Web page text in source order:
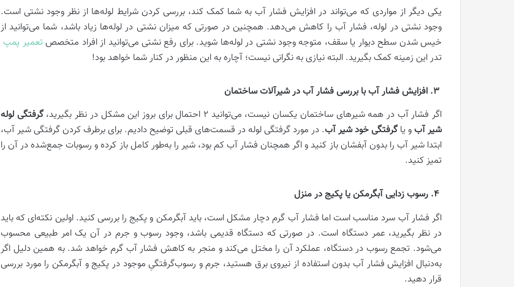
یکی دیگر از مواردی که می‌تواند در افزایش فشار آب به شما کمک کند، بررسی کردن شرایط لوله‌ها از نظر وجود نشتی است.
وجود نشتی در لوله، فشار آب را کاهش می‌دهد. همچنین در صورتی که میزان نشتی در لوله‌ها زیاد باشد، شما می‌توانید از
خیس شدن سطح دیوار یا سقف، متوجه وجود نشتی در لوله‌ها شوید. برای رفع نشتی می‌توانید از افراد متخصصتعمیر پمپ
تدر این زمینه کمک بگیرید. البته نیازی به نگرانی نیست؛ آچاره به این منظور در کنار شما خواهد بود!
اگر فشار آب در همه شیرهای ساختمان یکسان نیست، می‌توانید 2 احتمال برای بروز این مشکل در نظر بگیرید،
گرفتگی لوله
شیر آبو یا گرفتگی خود شیر آب. در مورد گرفتگی لوله در قسمت‌های قبلی توضیح دادیم. برای برطرف کردن گرفتگی شیر آب،
ابتدا شیر آب را بدون آبفشان باز کنید و اگر همچنان فشار آب کم بود، شیر را به‌طور کامل باز کرده و رسوبات جمع‌شده در آن را
تمیز کنید.
اگر فشار آب سرد مناسب است اما فشار آب گرم دچار مشکل است، باید آبگرمکن و پکیج را بررسی کنید. اولین نکته‌ای که باید
در نظر بگیرید، عمر دستگاه است. در صورتی که دستگاه قدیمی باشد، وجود رسوب و جرم در آن یک امر طبیعی محسوب
می‌شود. تجمع رسوب در دستگاه، عملکرد آن را مختل می‌کند و منجر به کاهش فشار آب گرم خواهد شد. به همین دلیل اگر
به‌دنبال افزایش فشار آب بدون استفاده از نیروی برق هستید، جرم و رسوب‌گرفتگیِ موجود در پکیج و آبگرمکن را مورد بررسی
قرار دهید.